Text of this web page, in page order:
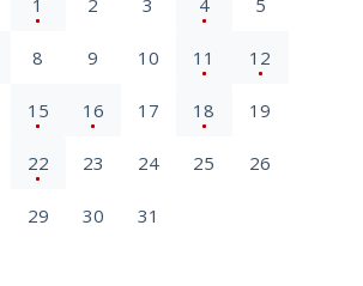
1 2 3 4 5
8 9 10 11 12
15 16 17 18 19
22 23 24 25 26
29 30 31